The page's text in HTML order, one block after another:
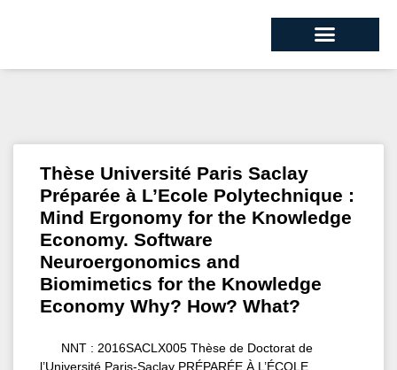
Thèse Université Paris Saclay
Préparée à L’Ecole Polytechnique :
Mind Ergonomy for the Knowledge
Economy. Software
Neuroergonomics and
Biomimetics for the Knowledge
Economy Why? How? What?
NNT : 2016SACLX005 Thèse de Doctorat de
l’Université Paris-Saclay PRÉPARÉE À L’ÉCOLE